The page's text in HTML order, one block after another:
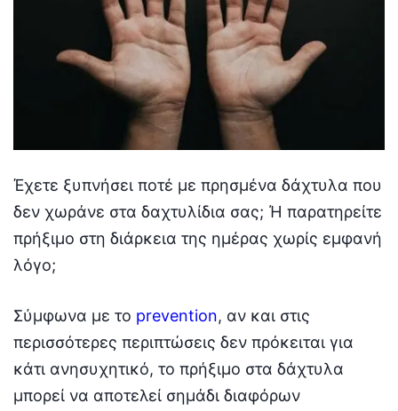
Έχετε ξυπνήσει ποτέ με πρησμένα δάχτυλα που
δεν χωράνε στα δαχτυλίδια σας; Ή παρατηρείτε
πρήξιμο στη διάρκεια της ημέρας χωρίς εμφανή
λόγο;
Σύμφωνα με το prevention, αν και στις
περισσότερες περιπτώσεις δεν πρόκειται για
κάτι ανησυχητικό, το πρήξιμο στα δάχτυλα
μπορεί να αποτελεί σημάδι διαφόρων